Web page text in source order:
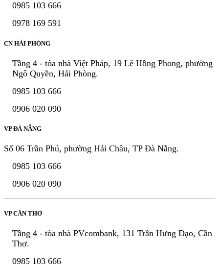
0985 103 666
0978 169 591
CN HẢI PHÒNG
Tầng 4 - tòa nhà Việt Pháp, 19 Lê Hồng Phong, phường
Ngô Quyền, Hải Phòng.
0985 103 666
0906 020 090
VP ĐÀ NẴNG
Số 06 Trần Phú, phường Hải Châu, TP Đà Nẵng.
0985 103 666
0906 020 090
VP CẦN THƠ
Tầng 4 - tòa nhà PVcombank, 131 Trần Hưng Đạo, Cần
Thơ.
0985 103 666